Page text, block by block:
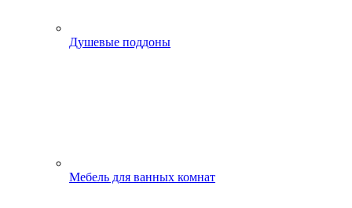
Душевые поддоны
Мебель для ванных комнат